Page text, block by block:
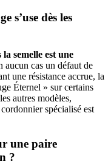
s’use dès les
semelle est une
aucun cas un défaut de
une résistance accrue, la
Éternel » sur certains
autres modèles,
spécialisé est
une paire
?